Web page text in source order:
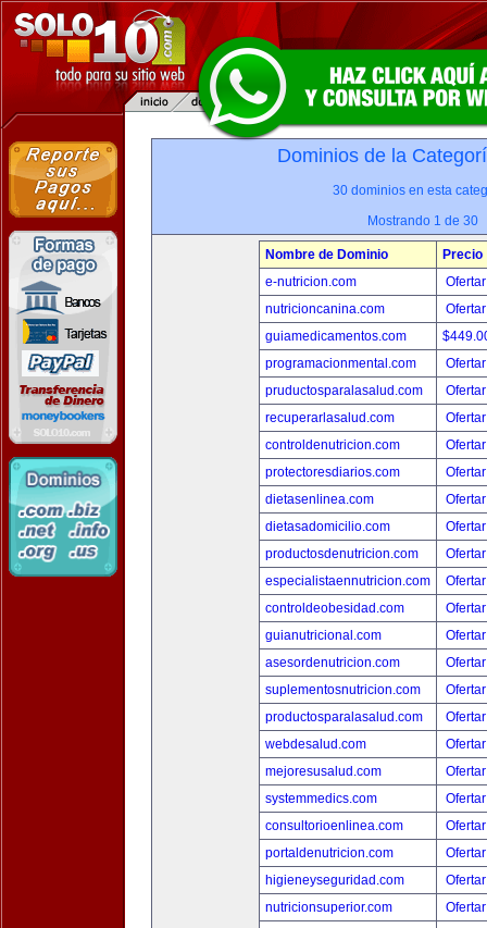
Dominios de la
30 dominios en esta
Mostrando 1 de 30
Nombre de Dominio
Precio
e-nutricion.com
nutricioncanina.com
guiamedicamentos.com
programacionmental.com
pruductosparalasalud.com
recuperarlasalud.com
controldenutricion.com
protectoresdiarios.com
dietasenlinea.com
dietasadomicilio.com
productosdenutricion.com
especialistaennutricion.com
controldeobesidad.com
guianutricional.com
asesordenutricion.com
suplementosnutricion.com
productosparalasalud.com
webdesalud.com
mejoresusalud.com
systemmedics.com
consultorioenlinea.com
portaldenutricion.com
higieneyseguridad.com
nutricionsuperior.com